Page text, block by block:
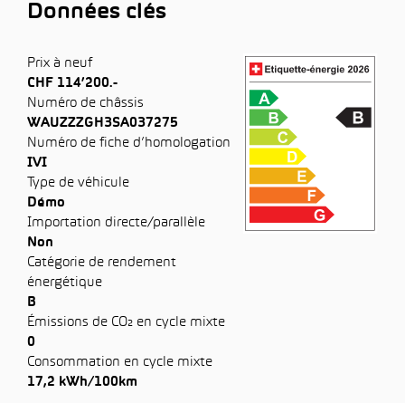
Données clés
Prix à neuf
CHF 114’200.-
Numéro de châssis
WAUZZZGH3SA037275
Numéro de fiche d’homologation
IVI
Type de véhicule
Démo
Importation directe/parallèle
Non
Catégorie de rendement
énergétique
B
Émissions de CO₂ en cycle mixte
0
Consommation en cycle mixte
17,2 kWh/100km